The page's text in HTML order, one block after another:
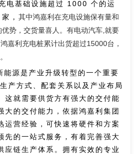
电基础设施超过 1000 个的运
， 其中鸿嘉利在充电设施保有量和
势，交货量喜人。 有电动汽车,就要
嘉利充电桩累计出货超过15000台，
能源是产业升级转型的一个重要
产方式、配套关系以及产业布局
这就需要供货方有强大的交付能
大的交付能力，依据鸿嘉利集团
运营经验，可快速将硬件和方案
先的一站式服务，有着完善强大
应链生产体系。拥有实效的专业